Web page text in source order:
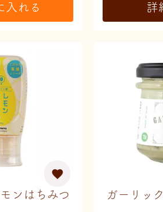
入れる 詳
ンはちみつ ガーリッ